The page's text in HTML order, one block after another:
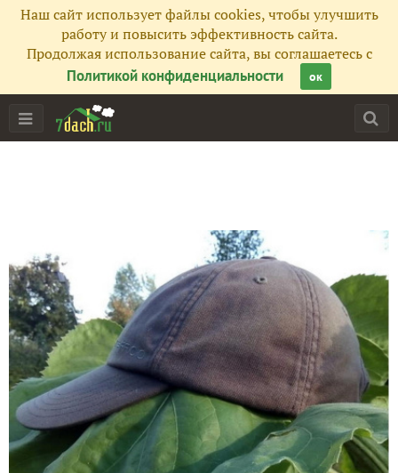
Наш сайт использует файлы cookies, чтобы улучшить
работу и повысить эффективность сайта.
Продолжая использование сайта, вы соглашаетесь с
Политикой конфиденциальности
ок
Главная
Подписчики 13
Все публикации 1118
Сейчас обсуждают